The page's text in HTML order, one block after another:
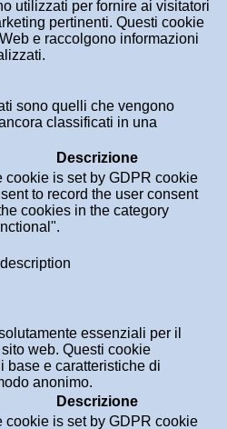
utilizzati per fornire ai visitatori
pertinenti. Questi cookie
e raccolgono informazioni
sono quelli che vengono
classificati in una
Descrizione
cookie is set by GDPR cookie
to record the user consent
cookies in the category
essenziali per il
web. Questi cookie
base e caratteristiche di
anonimo.
Descrizione
cookie is set by GDPR cookie